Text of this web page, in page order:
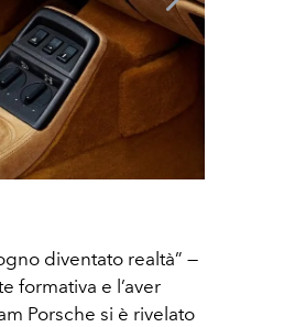
diventato realtà” —
formativa e l’aver
Porsche si è rivelato